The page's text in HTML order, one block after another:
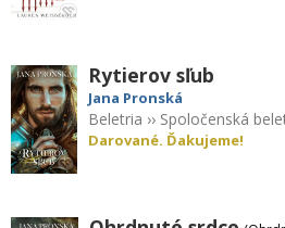
Rytierov sľub
Jana Pronská
Beletria ›› Spoločenská
Darované. Ďakujeme!